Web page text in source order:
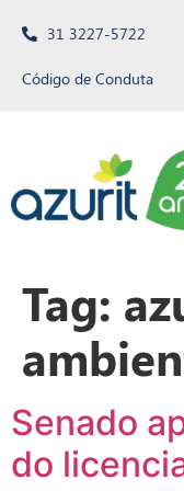
31 3227-5722
Código de Conduta
Tag:
Senado
do